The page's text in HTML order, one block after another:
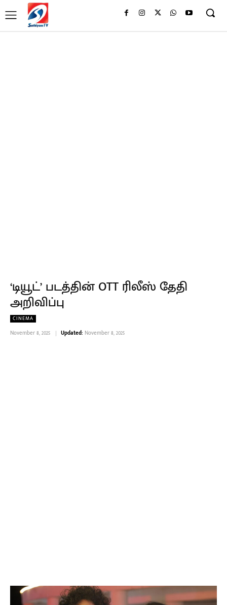
‘டியூட்’ படத்தின் OTT ரிலீஸ் தேதி
அறிவிப்பு
CINEMA
November 8, 2025 Updated: November 8, 2025